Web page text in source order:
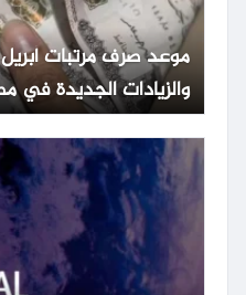
والزيادات الجديدة في